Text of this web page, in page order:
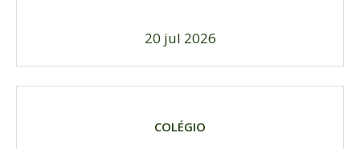
20 jul 2026
COLÉGIO